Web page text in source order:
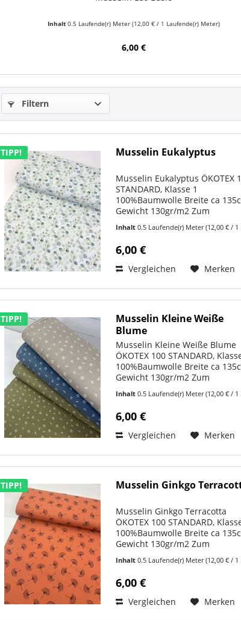
Inhalt 0.5 Laufende(r) Meter (12,00 € / 1 Laufende(r) Meter)
6,00 €
Filtern
TIPP! Musselin Eukalyptus
Musselin Eukalyptus ÖKOTEX
STANDARD, Klasse 1
100%Baumwolle Breite ca
Gewicht 130gr/m2 Zum
https://www.youtube.com/
Naturlook, der sofort hochwertig
wirkt Dieser...
Inhalt0.5 Laufende(r) Meter(12,00 € / 1 Laufende(r)
6,00 €
Vergleichen Merken
TIPP!
Musselin Kleine Weiße
Blume
Musselin Kleine Weiße Blume
ÖKOTEX 100 STANDARD,
100%Baumwolle Breite ca
Gewicht 130gr/m2 Zum
https://www.youtube.com/
Musselin Kleine Weiße Blume –
moderner Baumwollstoff mit
zartem...
Inhalt0.5 Laufende(r) Meter(12,00 € / 1 Laufende(r)
6,00 €
Vergleichen Merken
TIPP! Musselin Ginkgo
Musselin Ginkgo Terracotta
ÖKOTEX 100 STANDARD,
100%Baumwolle Breite ca
Gewicht 130gr/m2 Zum
https://www.youtube.com/
DmHw Musselin Ginkgo
Terracotta – moderner
Baumwollstoff mit stilvollem...
Inhalt0.5 Laufende(r) Meter(12,00 € / 1 Laufende(r)
6,00 €
Vergleichen Merken